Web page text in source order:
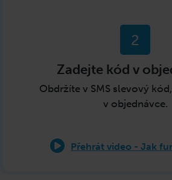
2
Zadejte kód v
Obdržíte v SMS slevový
v objednávce.
Přehrát video - Jak